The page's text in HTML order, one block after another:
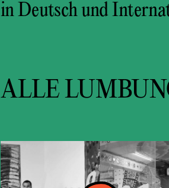
in Deutsch und
ALLE